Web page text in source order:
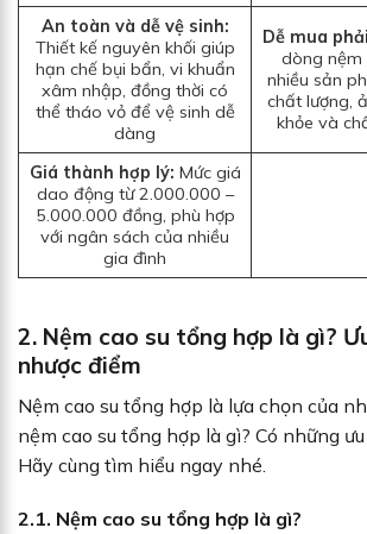
An toàn và dễ vệ sinh:
Thiết kế nguyên khối giúp
hạn chế bụi bẩn, vi khuẩn
xâm nhập, đồng thời có
thể tháo vỏ để vệ sinh dễ
dàng
Dễ mua
dòng nệm
nhiều sản
chất lượng,
khỏe và
Giá thành hợp lý: Mức giá
dao động từ 2.000.000 –
5.000.000 đồng, phù hợp
với ngân sách của nhiều
gia đình
2. Nệm cao su tổng hợp là gì?
nhược điểm
Nệm cao su tổng hợp là lựa chọn của
nệm cao su tổng hợp là gì? Có những
Hãy cùng tìm hiểu ngay nhé.
2.1. Nệm cao su tổng hợp là gì?